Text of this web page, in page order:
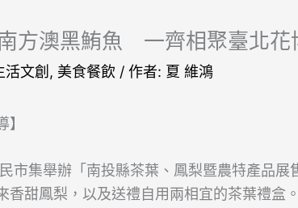
方澳黑鮪魚 一齊相聚臺北花
活文創 , 美食餐飲 / 作者: 夏 維鴻
市集舉辦「南投縣茶葉、鳳梨暨農特產品展
香甜鳳梨，以及送禮自用兩相宜的茶葉禮盒